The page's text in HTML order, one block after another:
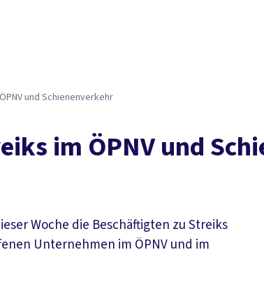
und Schienenverkehr
im ÖPNV und
Woche die Beschäftigten zu Streiks
Unternehmen im ÖPNV und im